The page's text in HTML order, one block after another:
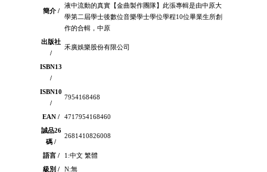
簡介 /
液中流動的真實【金曲製作團隊】此張專輯是由中原大
學第二屆學士後數位音樂學士學位學程10位畢業生所創
作的合輯，中原
出版社
/
禾廣娛樂股份有限公司
ISBN13
/
ISBN10
/
7954168468
EAN /
4717954168460
誠品26
碼 /
2681410826008
語言 /
1:中文 繁體
級別 /
N:無